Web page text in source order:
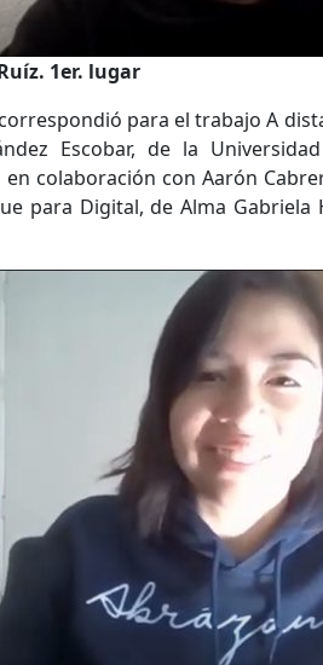
1er. lugar
para el trabajo A
Escobar, de la
en colaboración con Aarón
para Digital, de Alma Gabriela